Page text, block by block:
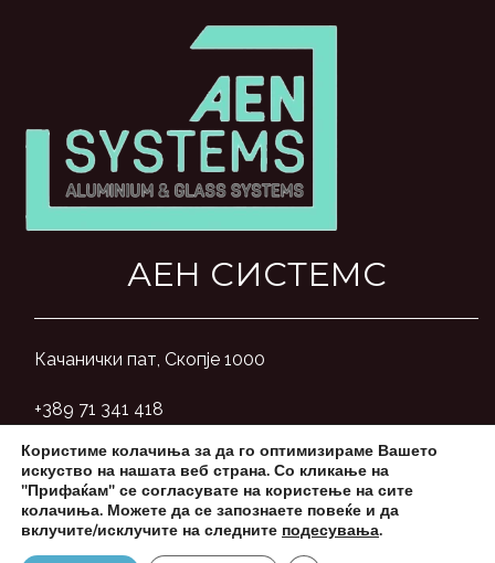
АЕН СИСТЕМС
Качанички пат, Скопје 1000
+389 71 341 418
aensystemsmk@gmail.com
Користиме колачиња за да го оптимизираме Вашето
искуство на нашата веб страна. Со кликање на
"Прифаќам" се согласувате на користење на сите
колачиња. Можете да се запознаете повеќе и да
вклучите/исклучите на следните подесувања.